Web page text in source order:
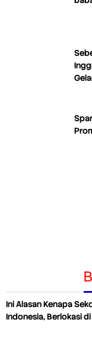
Ini Alasan Kenapa
Indonesia, Berlokasi